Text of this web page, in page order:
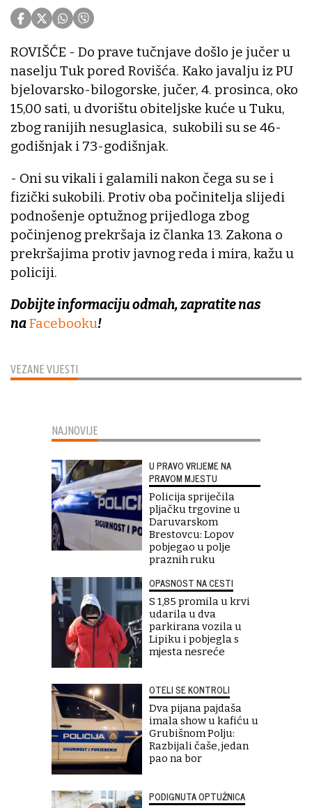
VEZANE VIJESTI
ROVIŠĆE - Do prave tučnjave došlo je jučer u
naselju Tuk pored Rovišća. Kako javalju iz PU
bjelovarsko-bilogorske, jučer, 4. prosinca, oko
15,00 sati, u dvorištu obiteljske kuće u Tuku,
zbog ranijih nesuglasica, sukobili su se 46-
godišnjak i 73-godišnjak.
- Oni su vikali i galamili nakon čega su se i
fizički sukobili. Protiv oba počinitelja slijedi
podnošenje optužnog prijedloga zbog
počinjenog prekršaja iz članka 13. Zakona o
prekršajima protiv javnog reda i mira, kažu u
policiji.
Dobijte informaciju odmah, zapratite nas
naFacebooku!
NAJNOVIJE
U PRAVO VRIJEME NA
PRAVOM MJESTU
Policija spriječila
pljačku trgovine u
Daruvarskom
Brestovcu: Lopov
pobjegao u polje
praznih ruku
OPASNOST NA CESTI
S 1,85 promila u krvi
udarila u dva
parkirana vozila u
Lipiku i pobjegla s
mjesta nesreće
OTELI SE KONTROLI
Dva pijana pajdaša
imala show u kafiću u
Grubišnom Polju:
Razbijali čaše, jedan
pao na bor
PODIGNUTA OPTUŽNICA